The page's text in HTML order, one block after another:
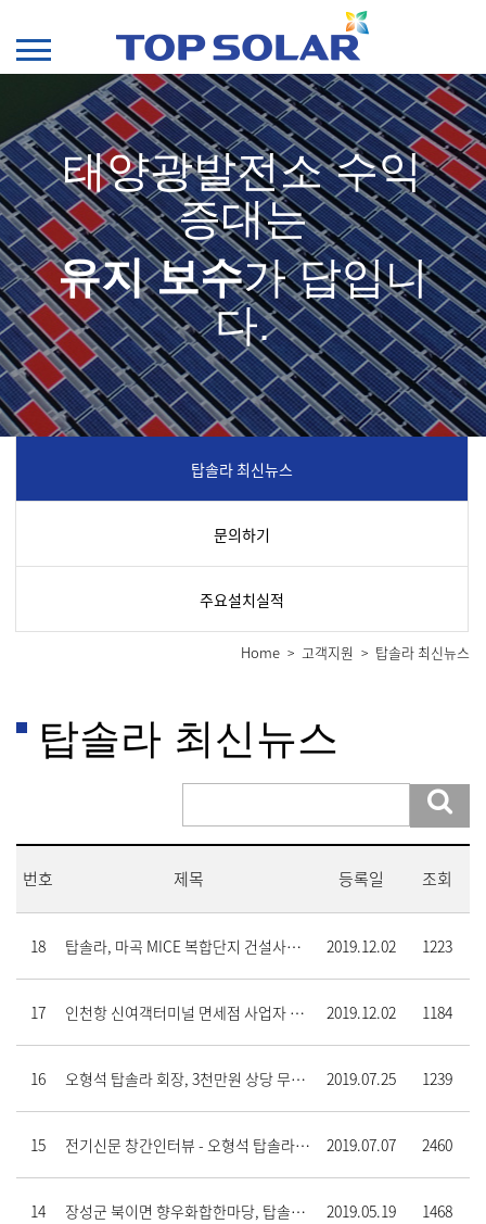
태양광발전소 수익
증대는
유지 보수가 답입니
다.
탑솔라 최신뉴스
문의하기
주요설치실적
Home > 고객지원 > 탑솔라 최신뉴스
탑솔라 최신뉴스
번호 제목 등록일 조회
18 탑솔라, 마곡 MICE 복합단지 건설사업에 참여한다 2019.12.02 1223
17 인천항 신여객터미널 면세점 사업자 탑솔라 선정 2019.12.02 1184
16 오형석 탑솔라 회장, 3천만원 상당 무안양파 구매 복지시설 기증 2019.07.25 1239
15 전기신문 창간인터뷰 - 오형석 탑솔라 대표 2019.07.07 2460
14 장성군 북이면 향우화합한마당, 탑솔라그룹 오형석 회장 통큰 기부 ‘귀감’ 2019.05.19 1468